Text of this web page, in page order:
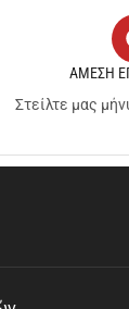
ΑΜΕΣΗ
Στείλτε μας